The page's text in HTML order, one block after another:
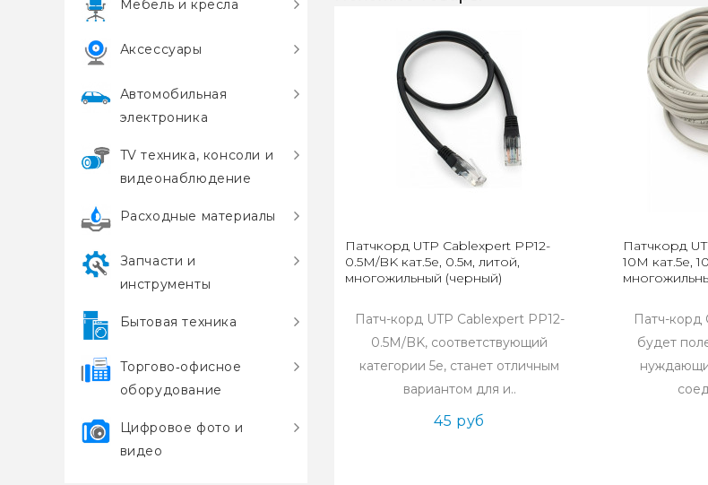
Мебель и кресла
Аксессуары
Автомобильная
электроника
TV техника, консоли и
видеонаблюдение
Расходные материалы
Запчасти и
инструменты
Бытовая техника
Торгово‑офисное
оборудование
Цифровое фото и
видео
Патчкорд UTP Cablexpert PP12-
0.5M/BK кат.5e, 0.5м, литой,
многожильный (черный)
Патч-корд UTP Cablexpert PP12-
0.5M/BK, соответствующий
категории 5e, станет отличным
вариантом для и..
45 руб
Патчкорд
10M кат.5e,
Патч-корд
будет